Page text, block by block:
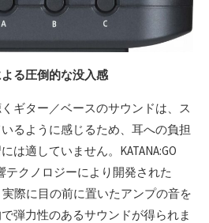
る圧倒的な没入感
ギター／ベースのサウンドは、ス
るように感じるため、耳への負担
は適していません。KATANA:GO
テクノロジーにより開発された
実際に目の前に置いたアンプの音を
弾力性のあるサウンドが得られま